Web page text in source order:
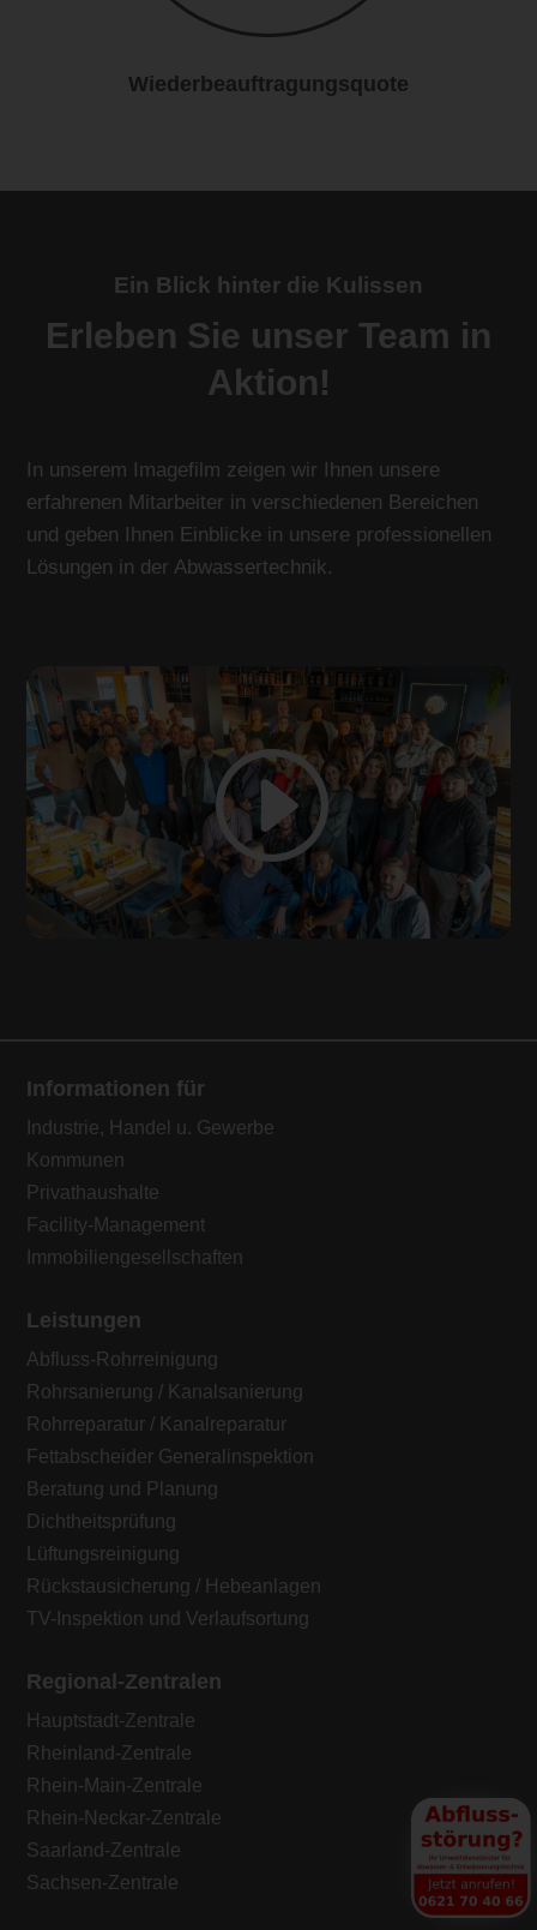
Wiederbeauftragungsquote
Ein Blick hinter die Kulissen
Erleben Sie unser Team in
Aktion!
In unserem Imagefilm zeigen wir Ihnen unsere
erfahrenen Mitarbeiter in verschiedenen Bereichen
und geben Ihnen Einblicke in unsere professionellen
Lösungen in der Abwassertechnik.
Informationen für
Industrie, Handel u. Gewerbe
Kommunen
Privathaushalte
Facility-Management
Immobiliengesellschaften
Leistungen
Abfluss-Rohrreinigung
Rohrsanierung / Kanalsanierung
Rohrreparatur / Kanalreparatur
Fettabscheider Generalinspektion
Beratung und Planung
Dichtheitsprüfung
Lüftungsreinigung
Rückstausicherung / Hebeanlagen
TV-Inspektion und Verlaufsortung
Regional-Zentralen
Hauptstadt-Zentrale
Rheinland-Zentrale
Rhein-Main-Zentrale
Rhein-Neckar-Zentrale
Saarland-Zentrale
Sachsen-Zentrale